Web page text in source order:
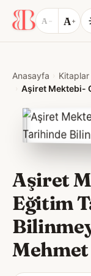
A − A+
Anasayfa Kitaplar
Aşiret
Eğitim